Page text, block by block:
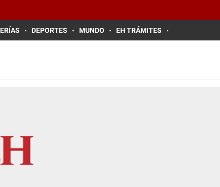
DEPORTES MUNDO EH TRÁMITES